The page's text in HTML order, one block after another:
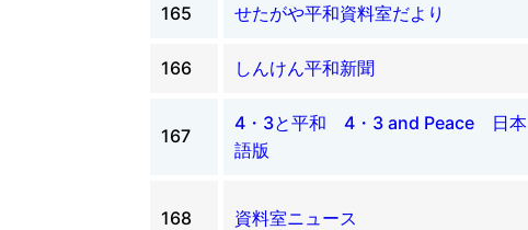
165 せたがや平和資料室だより
166 しんけん平和新聞
167
4・3と平和 4・3 and Peace 日本
語版
168 資料室ニュース